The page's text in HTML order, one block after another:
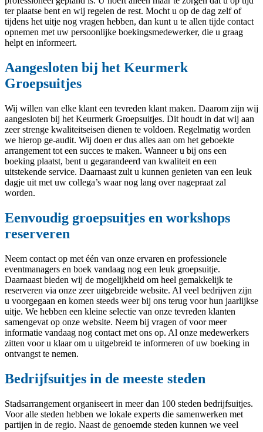
ter plaatse bent en wij regelen de rest. Mocht u op de dag zelf of
tijdens het uitje nog vragen hebben, dan kunt u te allen tijde contact
opnemen met uw persoonlijke boekingsmedewerker, die u graag
helpt en informeert.
Aangesloten bij het Keurmerk
Groepsuitjes
Wij willen van elke klant een tevreden klant maken. Daarom zijn wij
aangesloten bij het Keurmerk Groepsuitjes. Dit houdt in dat wij aan
zeer strenge kwaliteitseisen dienen te voldoen. Regelmatig worden
we hierop ge-audit. Wij doen er dus alles aan om het geboekte
arrangement tot een succes te maken. Wanneer u bij ons een
boeking plaatst, bent u gegarandeerd van kwaliteit en een
uitstekende service. Daarnaast zult u kunnen genieten van een leuk
dagje uit met uw collega’s waar nog lang over nagepraat zal
worden.
Eenvoudig groepsuitjes en workshops
reserveren
Neem contact op met één van onze ervaren en professionele
eventmanagers en boek vandaag nog een leuk groepsuitje.
Daarnaast bieden wij de mogelijkheid om heel gemakkelijk te
reserveren via onze zeer uitgebreide website. Al veel bedrijven zijn
u voorgegaan en komen steeds weer bij ons terug voor hun jaarlijkse
uitje. We hebben een kleine selectie van onze tevreden klanten
samengevat op onze website. Neem bij vragen of voor meer
informatie vandaag nog contact met ons op. Al onze medewerkers
zitten voor u klaar om u uitgebreid te informeren of uw boeking in
ontvangst te nemen.
Bedrijfsuitjes in de meeste steden
Stadsarrangement organiseert in meer dan 100 steden bedrijfsuitjes.
Voor alle steden hebben we lokale experts die samenwerken met
partijen in de regio. Naast de genoemde steden kunnen we veel